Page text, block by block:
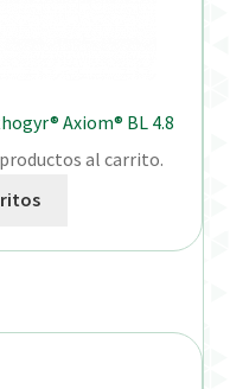
Axiom® BL 4.8
al carrito.